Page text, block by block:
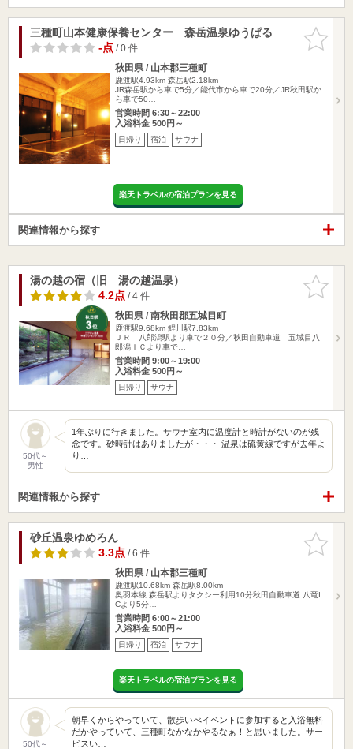
お気に入
りに追加
三種町山本健康保養センター 森岳温泉ゆうぱる
-点/ 0 件
秋田県 / 山本郡三種町
鹿渡駅4.93km 森岳駅2.18km
JR森岳駅から車で5分／能代市から車で20分／JR秋田駅か
ら車で50…
営業時間 6:30～22:00
入浴料金 500円～
日帰り 宿泊 サウナ
楽天トラベルの宿泊プランを見る
関連情報から探す
お気に入
りに追加
湯の越の宿（旧 湯の越温泉）
4.2点/ 4 件
秋田県 / 南秋田郡五城目町
鹿渡駅9.68km 鯉川駅7.83km
ＪＲ 八郎潟駅より車で２０分／秋田自動車道 五城目八
郎潟ＩＣより車で…
営業時間 9:00～19:00
入浴料金 500円～
日帰り サウナ
50代～
男性
1年ぶりに行きました。サウナ室内に温度計と時計がないのが残
念です。砂時計はありましたが・・・ 温泉は硫黄線ですが去年よ
り…
関連情報から探す
お気に入
りに追加
砂丘温泉ゆめろん
3.3点/ 6 件
秋田県 / 山本郡三種町
鹿渡駅10.68km 森岳駅8.00km
奥羽本線 森岳駅よりタクシー利用10分秋田自動車道 八竜I
Cより5分…
営業時間 6:00～21:00
入浴料金 500円～
日帰り 宿泊 サウナ
楽天トラベルの宿泊プランを見る
50代～
朝早くからやっていて、散歩いべイベントに参加すると入浴無料
だかやっていて、三種町なかなかやるなぁ！と思いました。サー
ビスい…